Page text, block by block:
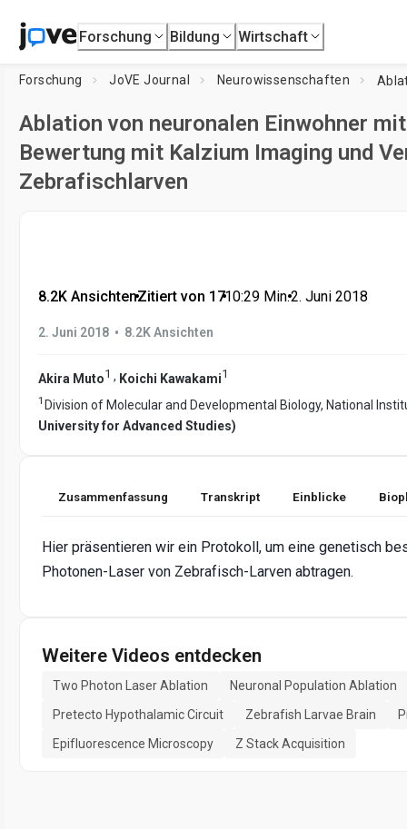
Forschung Bildung Wirtschaft
Forschung JoVE Journal Neurowissenschaften
Ablation von neuronalen Einwohner
Bewertung mit Kalzium Imaging und
Zebrafischlarven
8.2K Ansichten•Zitiert von 17•10:29 Min.•2. Juni 2018
2. Juni 2018 • 8.2K Ansichten
Akira Muto1 , Koichi Kawakami1
1 Division of Molecular and Developmental Biology, National
University for Advanced Studies)
Zusammenfassung Transkript Einblicke
Hier präsentieren wir ein Protokoll, um eine genetisch
Photonen-Laser von Zebrafisch-Larven abtragen.
Weitere Videos entdecken
Two Photon Laser Ablation
Neuronal Population Ablation
Pretecto Hypothalamic Circuit
Zebrafish Larvae Brain
Epifluorescence Microscopy
Z Stack Acquisition